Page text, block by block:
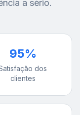
a sério.
95%
dos
clientes